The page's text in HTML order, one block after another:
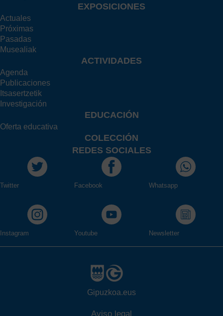
EXPOSICIONES
Actuales
Próximas
Pasadas
Musealiak
ACTIVIDADES
Agenda
Publicaciones
Itsasertzetik
Investigación
EDUCACIÓN
Oferta educativa
COLECCIÓN
REDES SOCIALES
Twitter Facebook Whatsapp
Instagram Youtube Newsletter
Gipuzkoa.eus
Aviso legal